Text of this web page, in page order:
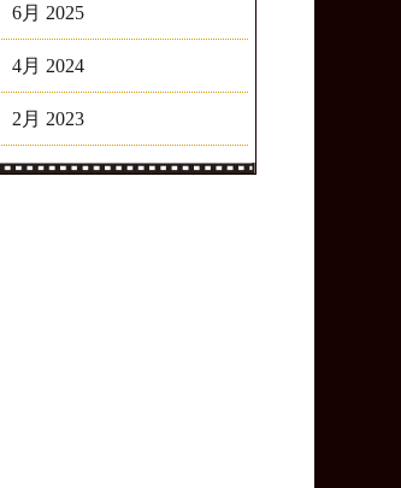
6月 2025
4月 2024
2月 2023